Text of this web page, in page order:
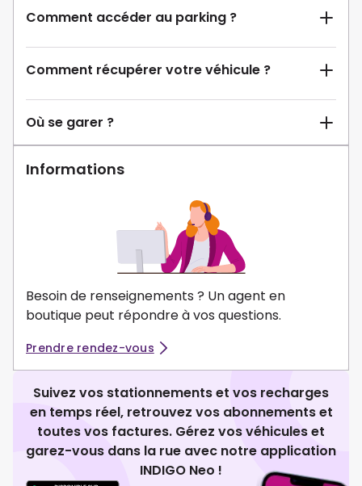
Comment accéder au parking ?
Comment récupérer votre véhicule ?
Où se garer ?
Informations
Besoin de renseignements ? Un agent en
boutique peut répondre à vos questions.
Prendre rendez-vous
Suivez vos stationnements et vos recharges
en temps réel, retrouvez vos abonnements et
toutes vos factures. Gérez vos véhicules et
garez-vous dans la rue avec notre application
INDIGO Neo !